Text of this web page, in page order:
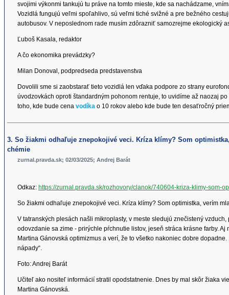
svojimi výkonmi tankujú tu práve na tomto mieste, kde sa nachádzame,
Vozidlá fungujú veľmi spoľahlivo, sú veľmi tiché svižné a pre bežného
autobusov. V neposlednom rade musím zdôrazniť samozrejme ekologický
Ľuboš Kasala, redaktor
A čo ekonomika prevádzky?
Milan Donoval, podpredseda predstavenstva
Dovolili sme si zaobstarať tieto vozidlá len vďaka podpore zo strany
úvodzovkách oproti štandardným pohonom rentuje, to uvidíme až naozaj
toho, kde bude cena vodíka o 10 rokov alebo kde bude ten desaťročný
3. So žiakmi odhaľuje znepokojivé veci. Kríza klímy? Som
chémie
zurnal.pravda.sk; 02/03/2025; Andrej Barát
Odkaz: https://zurnal.pravda.sk/rozhovory/clanok/740604-kriza-klimy-som-
So žiakmi odhaľuje znepokojivé veci. Kríza klímy? Som optimistka, verím
V tatranských plesách našli mikroplasty, v meste sledujú znečistený
odovzdanie sa zime - prirýchle pŕchnutie listov, jeseň stráca krásne farby.
Martina Gánovská optimizmus a verí, že to všetko nakoniec dobre
nápady“.
Foto: Andrej Barát
Učiteľ ako nositeľ informácií stratil opodstatnenie. Dnes by mal skôr žiaka
Martina Gánovská.